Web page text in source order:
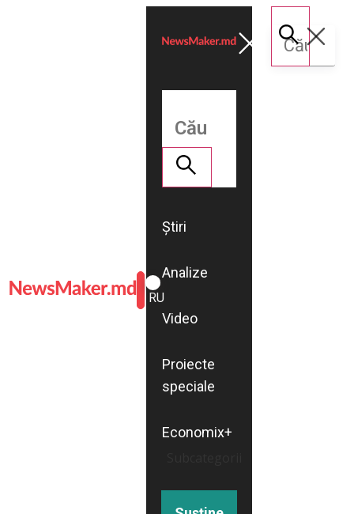
ROMÂNĂ
RU
Știri
Analize
Video
Proiecte
speciale
Economix+